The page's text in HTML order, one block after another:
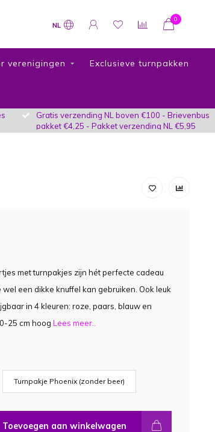
NL
0
verenigingen Exclusieve turnpakken
Gratis verzending NL boven €100 - Brievenbus
pakket €4,25 - Pakket verzending NL €5,95
met turnpakjes zijn hét perfecte cadeau
een dikke knuffel kan gebruiken. Ook leuk
in 4 kleuren: roze, paars, blauw en
25 cm hoog Lees meer..
Turnpakje Phoenix (zonder beer)
Toevoegen aan winkelwagen